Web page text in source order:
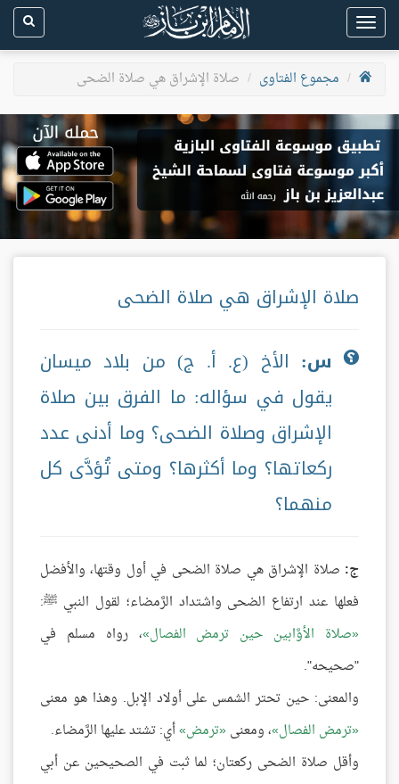
Toggle
navigation
مجموع الفتاوى
صلاة الإشراق هي صلاة الضحى
صلاة الإشراق هي صلاة الضحى
س: الأخ (ع. أ. ج) من بلاد ميسان
يقول في سؤاله: ما الفرق بين صلاة
الإشراق وصلاة الضحى؟ وما أدنى عدد
ركعاتها؟ وما أكثرها؟ ومتى تُؤدَّى كل
منهما؟
ج: صلاة الإشراق هي صلاة الضحى في أول وقتها، والأفضل
فعلها عند ارتفاع الضحى واشتداد الرَّمضاء؛ لقول النبي ﷺ:
صلاة الأوَّابين حين ترمض الفصال ، رواه مسلم في
"صحيحه".
والمعنى: حين تحتر الشمس على أولاد الإبل. وهذا هو معنى
ترمض الفصال ، ومعنى ترمض أي: تشتد عليها الرَّمضاء.
وأقل صلاة الضحى ركعتان؛ لما ثبت في الصحيحين عن أبي